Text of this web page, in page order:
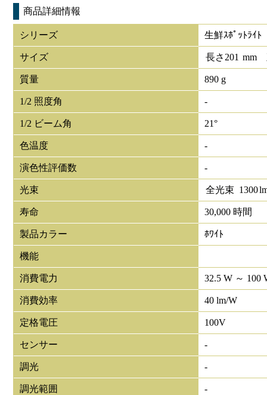
商品詳細情報
シリーズ 生鮮ｽﾎﾟｯﾄﾗｲﾄ
サイズ 長さ 201 mm
質量 890 g
1/2 照度角 -
1/2 ビーム角 21°
色温度 -
演色性評価数 -
光束 全光束 1300
寿命 30,000 時間
製品カラー ﾎﾜｲﾄ
機能
消費電力 32.5 W ～ 100
消費効率 40 lm/W
定格電圧 100V
センサー -
調光 -
調光範囲 -